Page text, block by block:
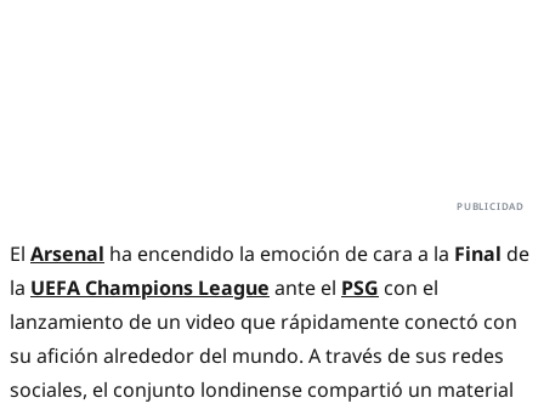
El Arsenal ha encendido la emoción de cara a la Final de
la UEFA Champions League ante el PSG con el
lanzamiento de un video que rápidamente conectó con
su afición alrededor del mundo. A través de sus redes
sociales, el conjunto londinense compartió un material